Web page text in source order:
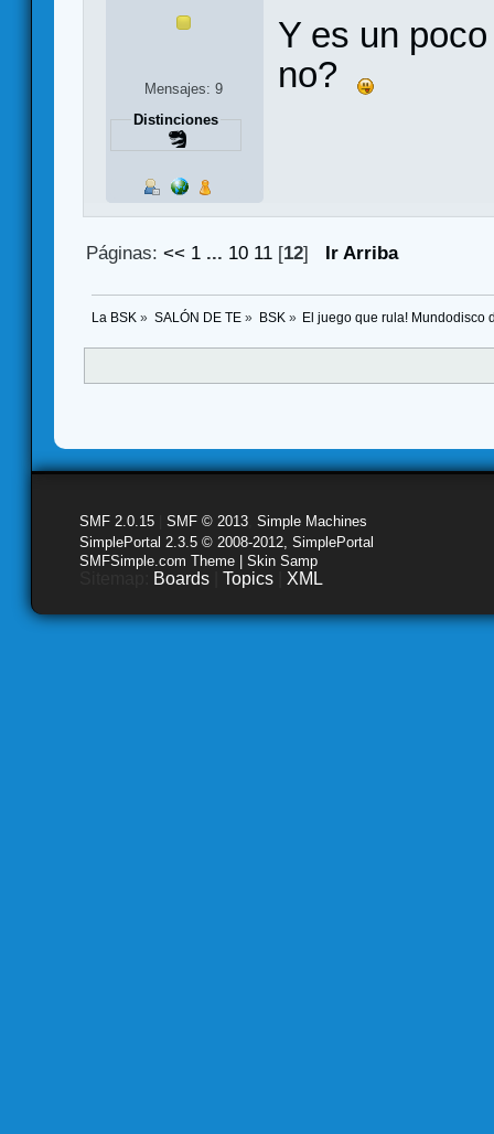
Mensajes: 9
Distinciones
Y es un
no?
Páginas:<< 1 ... 10 11 [12] Ir Arriba
La BSK » SALÓN DE TE» BSK » El juego que rula! Mundodisco
SMF 2.0.15 SMF © 2013 Simple Machines
SimplePortal 2.3.5 © 2008-2012, SimplePortal
SMFSimple.com Theme | Skin Samp
Boards Topics XML